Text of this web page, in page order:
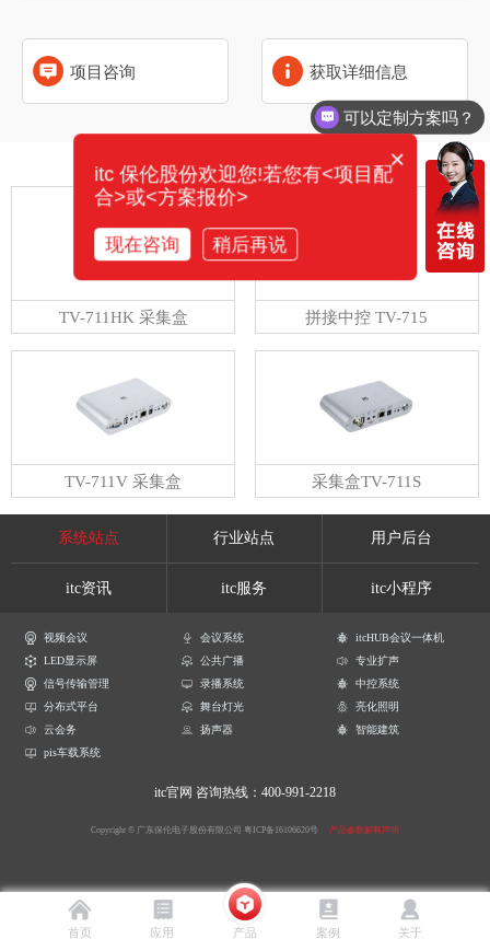
项目咨询 获取详细信息
相关产品
TV-711HK 采集盒 拼接中控 TV-715
TV-711V 采集盒 采集盒TV-711S
系统站点 行业站点 用户后台
itc资讯 itc服务 itc小程序
视频会议 会议系统
itcHUB会议一体机
LED显示屏
公共广播
专业扩声
信号传输管理
录播系统
中控系统
分布式平台
舞台灯光
亮化照明
云会务
扬声器
智能建筑
pis车载系统
itc官网 咨询热线：400-991-2218
Copyright © 广东保伦电子股份有限公司 粤ICP备16106620号 产品参数解释声明
首页 应用 产品 案例 关于
可以定制方案吗？
×
itc 保伦股份欢迎您!若您有<项目配
合>或<方案报价>
现在咨询 稍后再说